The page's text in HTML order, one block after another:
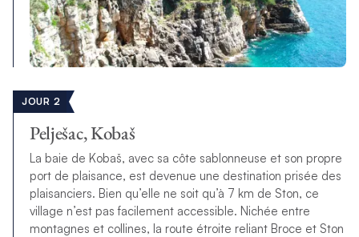
JOUR 2
Pelješac, Kobaš
La baie de Kobaš, avec sa côte sablonneuse et son propre
port de plaisance, est devenue une destination prisée des
plaisanciers. Bien qu’elle ne soit qu’à 7 km de Ston, ce
village n’est pas facilement accessible. Nichée entre
montagnes et collines, la route étroite reliant Broce et Ston